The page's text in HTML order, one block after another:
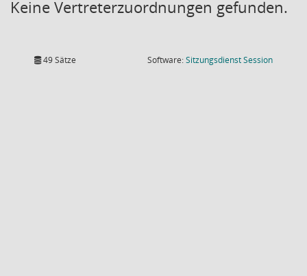
Keine Vertreterzuordnungen gefunden.
49 Sätze Software:SitzungsdienstSession(Wird in